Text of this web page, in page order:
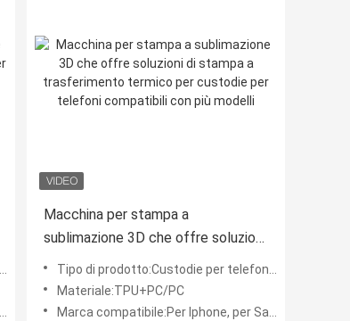
Macchina per stampa a
sublimazione 3D che offre soluzioni
di stampa a trasferimento termico
per custodie per telefoni
compatibili con più modelli
Tipo di prodotto:Custodie per telefoni cellulari
Materiale:TPU+PC/PC
Marca compatibile:Per Iphone, per Samsung